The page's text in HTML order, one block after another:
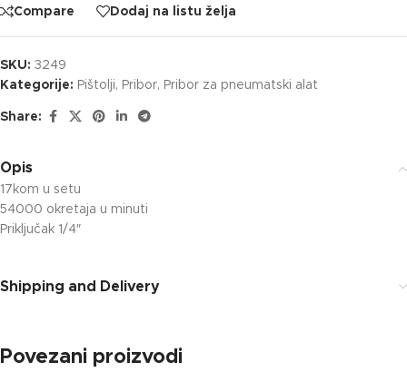
Compare Dodaj na listu želja
SKU: 3249
Kategorije: Pištolji, Pribor, Pribor za pneumatski alat
Share:
Opis
17kom u setu
54000 okretaja u minuti
Priključak 1/4″
Shipping and Delivery
Povezani proizvodi